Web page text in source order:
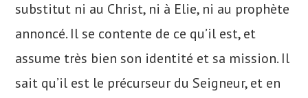
substitut ni au Christ, ni à Elie, ni au prophète
annoncé. Il se contente de ce qu’il est, et
assume très bien son identité et sa mission. Il
sait qu’il est le précurseur du Seigneur, et en